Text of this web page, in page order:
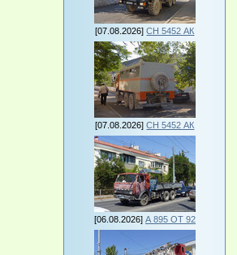
[07.08.2026]СН 5452 АК
[07.08.2026]СН 5452 АК
[06.08.2026] А 895 ОТ 92